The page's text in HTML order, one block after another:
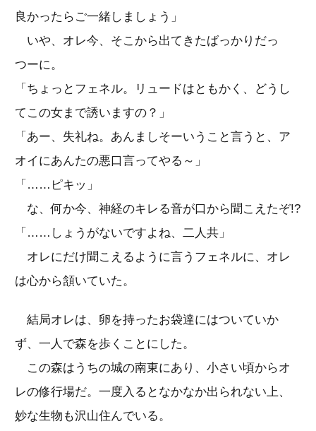
良かったらご一緒しましょう」
いや、オレ今、そこから出てきたばっかりだっ
つーに。
「ちょっとフェネル。リュードはともかく、どうし
てこの女まで誘いますの？」
「あー、失礼ね。あんましそーいうこと言うと、ア
オイにあんたの悪口言ってやる～」
「……ピキッ」
な、何か今、神経のキレる音が口から聞こえたぞ!?
「……しょうがないですよね、二人共」
オレにだけ聞こえるように言うフェネルに、オレ
は心から頷いていた。
結局オレは、卵を持ったお袋達にはついていか
ず、一人で森を歩くことにした。
この森はうちの城の南東にあり、小さい頃からオ
レの修行場だ。一度入るとなかなか出られない上、
妙な生物も沢山住んでいる。